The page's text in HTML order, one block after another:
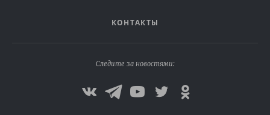
КОНТАКТЫ
Следите за новостями: